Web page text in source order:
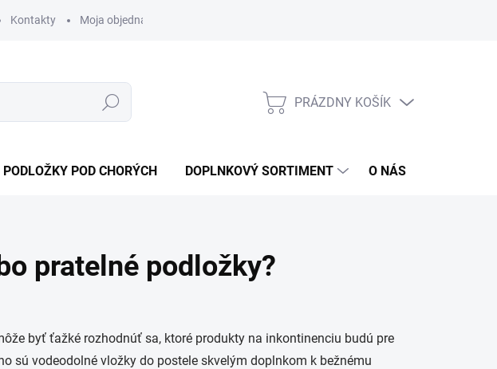
Kontakty Moja objednávka
Hľadať
NÁKUPNÝ
PRÁZDNY KOŠÍK
PODLOŽKY POD CHORÝCH DOPLNKOVÝ SORTIMENT O NÁS
pratelné podložky?
byť ťažké rozhodnúť sa, ktoré produkty na inkontinenciu budú pre
sú vodeodolné vložky do postele skvelým doplnkom k bežnému